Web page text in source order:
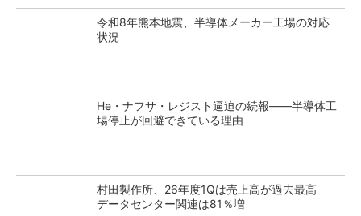
令和8年熊本地震、半導体メーカー工場の対応
状況
He・ナフサ・レジスト逼迫の続報――半導体工
場停止が回避できている理由
村田製作所、26年度1Qは売上高が過去最高
データセンター関連は81％増